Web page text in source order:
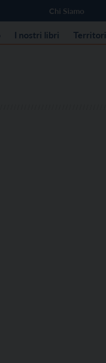
Chi Siamo
I nostri libri Territori